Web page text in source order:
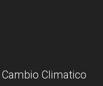
Cambio Climatico